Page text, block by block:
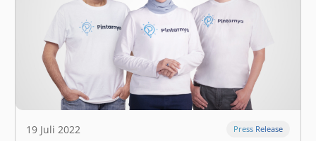
19 Juli 2022 Press Release